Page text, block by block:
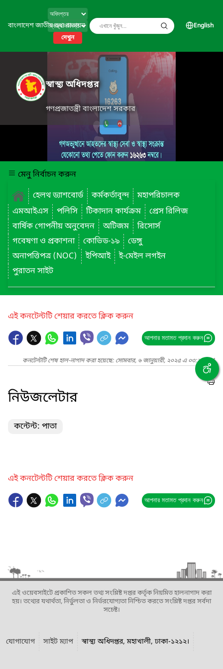
বাংলাদেশ জাতীয় তথ্য বাতায়ন
দেখুন
English
স্বাস্থ্য অধিদপ্তর
গণপ্রজাতন্ত্রী বাংলাদেশ সরকার
মেনু নির্বাচন করুন
হেলথ ড্যাশবোর্ড
কর্মকর্তাবৃন্দ
মহাপরিচালক
এমআইএস
পলিসি টিকাদান কার্যক্রম
প্রেস রিলিজ
বার্ষিক গোপনীয় অনুবেদন
অটিজম
রিসোর্স
গবেষণা ও প্রকাশনা
কোভিড-১৯
ডেঙ্গু
অনাপত্তিপত্র (NOC)
ইপিআই
ই-মেইল লগইন
পুরাতন সাইট
এই কনটেন্টটি শেয়ার করতে ক্লিক করুন
আপনার মতামত প্রদান করুন
কনটেন্টটি শেষ হাল-নাগাদ করা হয়েছে: সোমবার, ৬ জানুয়ারী, ২০২৫ এ ০৩:২৪ PM
নিউজলেটার
কন্টেন্ট: পাতা
এই কনটেন্টটি শেয়ার করতে ক্লিক করুন
আপনার মতামত প্রদান করুন
এই ওয়েবসাইটে প্রকাশিত সকল তথ্য সংশ্লিষ্ট দপ্তর কর্তৃক নিয়মিত হালনাগাদ করা
হয়। তথ্যের যথার্থতা, নির্ভুলতা ও নির্ভরযোগ্যতা নিশ্চিত করতে সংশ্লিষ্ট দপ্তর সর্বদা
সচেষ্ট।
যোগাযোগ সাইট ম্যাপ স্বাস্থ্য অধিদপ্তর, মহাখালী, ঢাকা-১২১২।